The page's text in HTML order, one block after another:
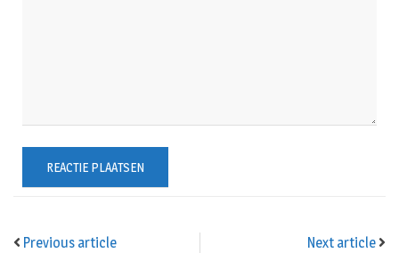
Previous article Next article